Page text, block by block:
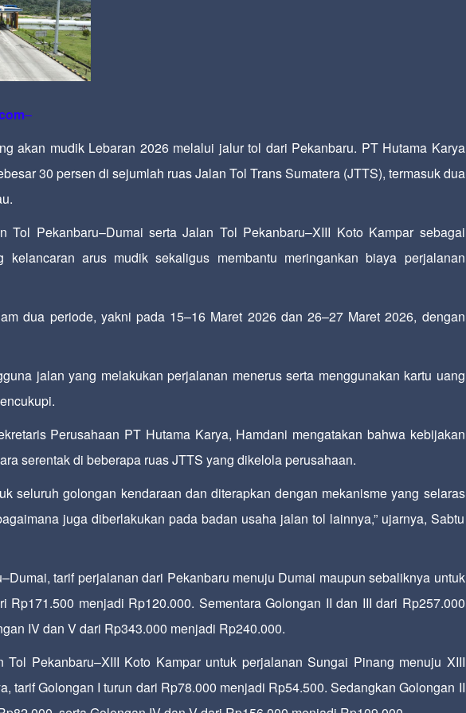
–
akan mudik Lebaran 2026 melalui jalur tol dari Pekanbaru. PT Hutama Karya
30 persen di sejumlah ruas Jalan Tol Trans Sumatera (JTTS), termasuk dua
Tol Pekanbaru–Dumai serta Jalan Tol Pekanbaru–XIII Koto Kampar sebagai
kelancaran arus mudik sekaligus membantu meringankan biaya perjalanan
dua periode, yakni pada 15–16 Maret 2026 dan 26–27 Maret 2026, dengan
jalan yang melakukan perjalanan menerus serta menggunakan kartu uang
Perusahaan PT Hutama Karya, Hamdani mengatakan bahwa kebijakan
serentak di beberapa ruas JTTS yang dikelola perusahaan.
seluruh golongan kendaraan dan diterapkan dengan mekanisme yang selaras
juga diberlakukan pada badan usaha jalan tol lainnya,” ujarnya, Sabtu
tarif perjalanan dari Pekanbaru menuju Dumai maupun sebaliknya untuk
Rp171.500 menjadi Rp120.000. Sementara Golongan II dan III dari Rp257.000
IV dan V dari Rp343.000 menjadi Rp240.000.
Tol Pekanbaru–XIII Koto Kampar untuk perjalanan Sungai Pinang menuju XIII
tarif Golongan I turun dari Rp78.000 menjadi Rp54.500. Sedangkan Golongan II